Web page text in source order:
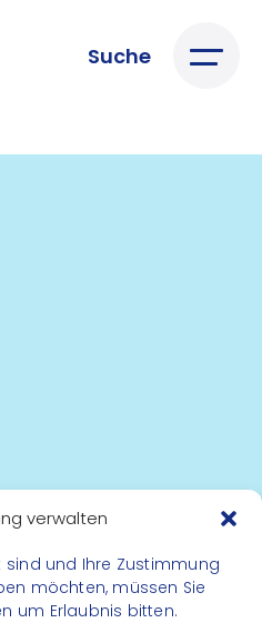
verwalten
sind und Ihre Zustimmung
möchten, müssen Sie
um Erlaubnis bitten.
Suche